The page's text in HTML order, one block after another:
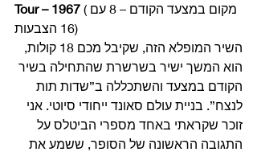
Tour – 1967 (מקום במצעד הקודם – 8 עם
16 הצבעות)
השיר המופלא הזה, שקיבל מכם 18 קולות,
הוא המשך ישיר בשרשרת שהתחילה בשיר
הקודם במצעד והשתכללה ב”שדות תות
לנצח”. בניית עולם סאונד ייחודי סיוטי. אני
זוכר שקראתי באחד מספרי הביטלס על
התגובה הראשונה של הסופר, ששמע את